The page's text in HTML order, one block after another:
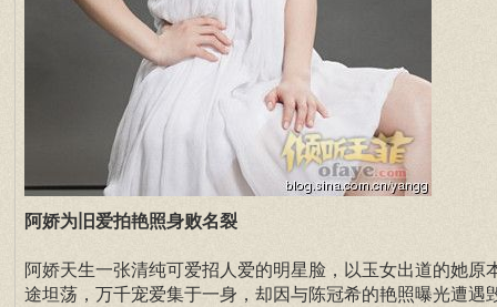
阿娇为旧爱拍艳照身败名裂
阿娇天生一张清纯可爱招人爱的明星脸，以玉女出道的她原
途坦荡，万千宠爱集于一身，却因与陈冠希的艳照曝光遭遇